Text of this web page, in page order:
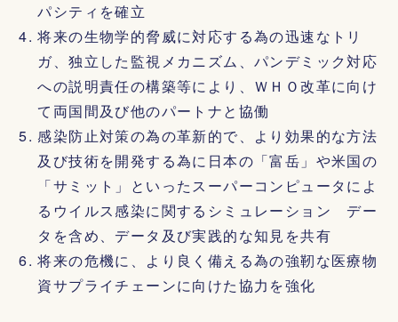
パシティを確立
将来の生物学的脅威に対応する為の迅速なトリ
ガ、独立した監視メカニズム、パンデミック対応
への説明責任の構築等により、ＷＨＯ改革に向け
て両国間及び他のパートナと協働
感染防止対策の為の革新的で、より効果的な方法
及び技術を開発する為に日本の「富岳」や米国の
「サミット」といったスーパーコンピュータによ
るウイルス感染に関するシミュレーション デー
タを含め、データ及び実践的な知見を共有
将来の危機に、より良く備える為の強靭な医療物
資サプライチェーンに向けた協力を強化